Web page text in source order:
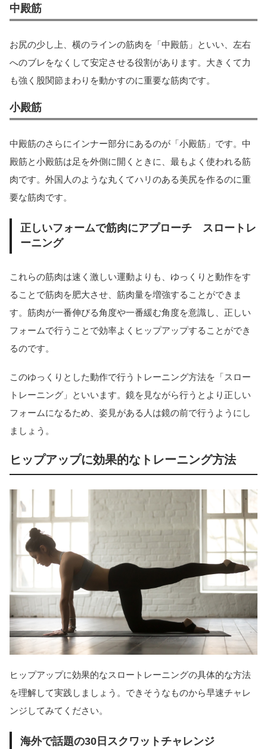
中殿筋
お尻の少し上、横のラインの筋肉を「中殿筋」といい、左右
へのブレをなくして安定させる役割があります。大きくて力
も強く股関節まわりを動かすのに重要な筋肉です。
小殿筋
中殿筋のさらにインナー部分にあるのが「小殿筋」です。中
殿筋と小殿筋は足を外側に開くときに、最もよく使われる筋
肉です。外国人のような丸くてハリのある美尻を作るのに重
要な筋肉です。
正しいフォームで筋肉にアプローチ スロートレ
ーニング
これらの筋肉は速く激しい運動よりも、ゆっくりと動作をす
ることで筋肉を肥大させ、筋肉量を増強することができま
す。筋肉が一番伸びる角度や一番緩む角度を意識し、正しい
フォームで行うことで効率よくヒップアップすることができ
るのです。
このゆっくりとした動作で行うトレーニング方法を「スロー
トレーニング」といいます。鏡を見ながら行うとより正しい
フォームになるため、姿見がある人は鏡の前で行うようにし
ましょう。
ヒップアップに効果的なトレーニング方法
ヒップアップに効果的なスロートレーニングの具体的な方法
を理解して実践しましょう。できそうなものから早速チャレ
ンジしてみてください。
海外で話題の30日スクワットチャレンジ